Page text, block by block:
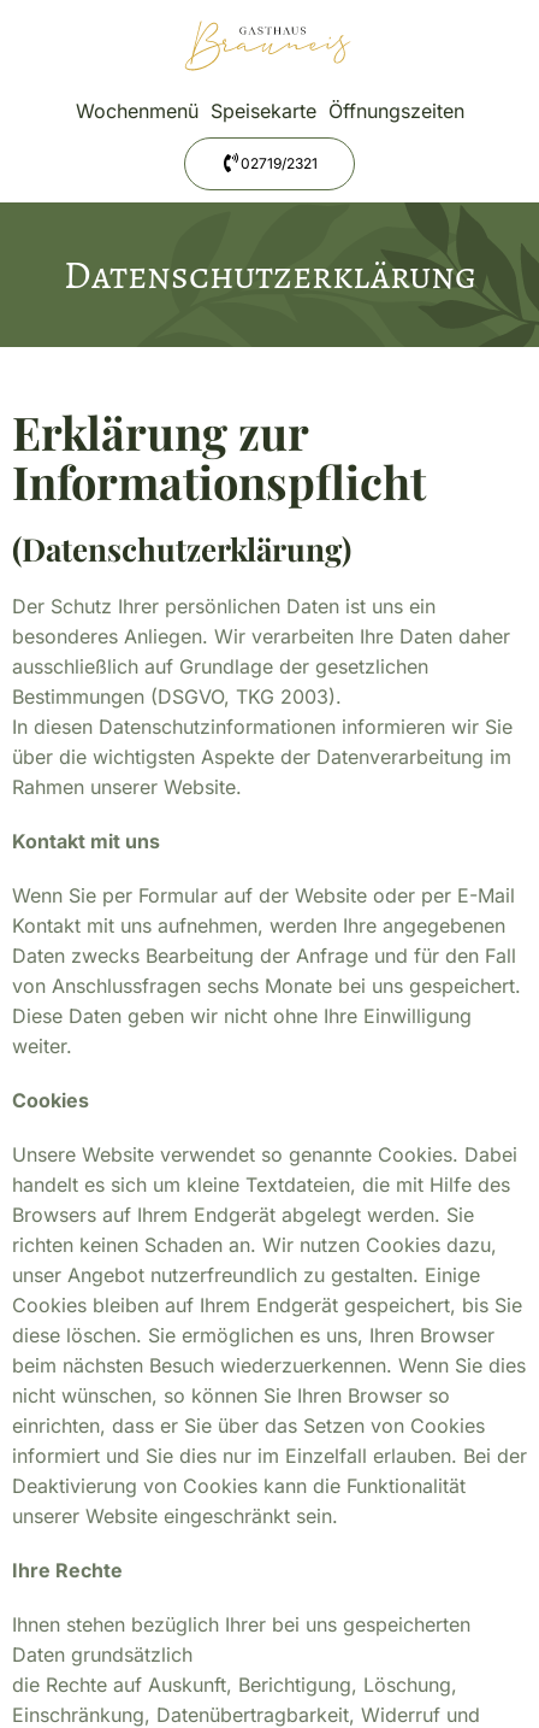
Wochenmenü Speisekarte Öffnungszeiten
02719/2321
Datenschutzerklärung
Erklärung zur
Informationspflicht
(Datenschutzerklärung)
Der Schutz Ihrer persönlichen Daten ist uns ein
besonderes Anliegen. Wir verarbeiten Ihre Daten daher
ausschließlich auf Grundlage der gesetzlichen
Bestimmungen (DSGVO, TKG 2003).
In diesen Datenschutzinformationen informieren wir Sie
über die wichtigsten Aspekte der Datenverarbeitung im
Rahmen unserer Website.
Kontakt mit uns
Wenn Sie per Formular auf der Website oder per E-Mail
Kontakt mit uns aufnehmen, werden Ihre angegebenen
Daten zwecks Bearbeitung der Anfrage und für den Fall
von Anschlussfragen sechs Monate bei uns gespeichert.
Diese Daten geben wir nicht ohne Ihre Einwilligung
weiter.
Cookies
Unsere Website verwendet so genannte Cookies. Dabei
handelt es sich um kleine Textdateien, die mit Hilfe des
Browsers auf Ihrem Endgerät abgelegt werden. Sie
richten keinen Schaden an. Wir nutzen Cookies dazu,
unser Angebot nutzerfreundlich zu gestalten. Einige
Cookies bleiben auf Ihrem Endgerät gespeichert, bis Sie
diese löschen. Sie ermöglichen es uns, Ihren Browser
beim nächsten Besuch wiederzuerkennen. Wenn Sie dies
nicht wünschen, so können Sie Ihren Browser so
einrichten, dass er Sie über das Setzen von Cookies
informiert und Sie dies nur im Einzelfall erlauben. Bei der
Deaktivierung von Cookies kann die Funktionalität
unserer Website eingeschränkt sein.
Ihre Rechte
Ihnen stehen bezüglich Ihrer bei uns gespeicherten
Daten grundsätzlich
die Rechte auf Auskunft, Berichtigung, Löschung,
Einschränkung, Datenübertragbarkeit, Widerruf und